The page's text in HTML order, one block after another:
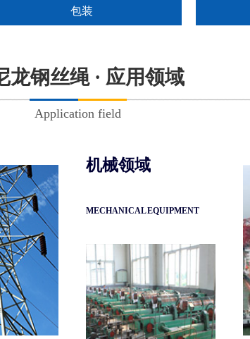
包装
龙钢丝绳 · 应用领域
Application field
机械领域
MECHANICAL EQUIPMENT